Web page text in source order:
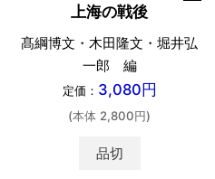
上海の戦後
髙綱博文・木田隆文・堀井弘
一郎 編
定価： 3,080円
(本体 2,800円)
品切